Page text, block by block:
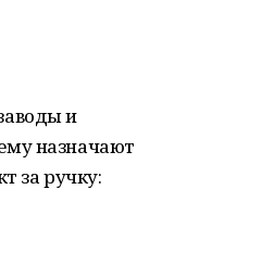
и
назначают
за ручку: